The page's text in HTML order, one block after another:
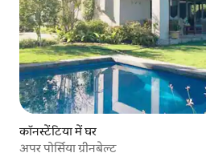
कॉनस्टेंटिया में घर
अपर पोर्सिया ग्रीनबेल्ट